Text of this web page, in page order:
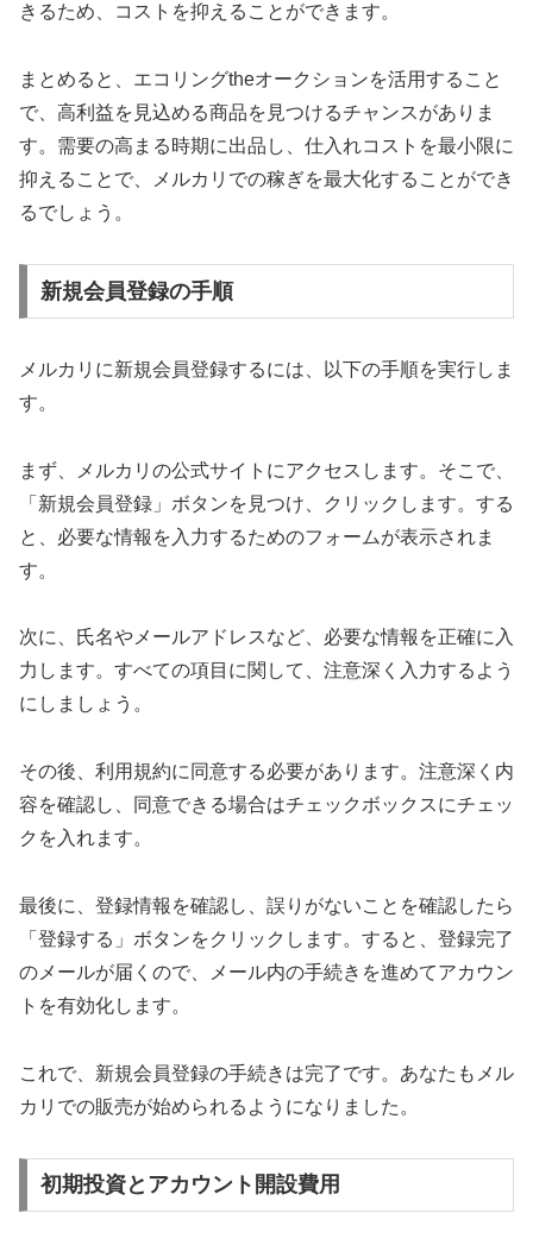
きるため、コストを抑えることができます。
まとめると、エコリングtheオークションを活用すること
で、高利益を見込める商品を見つけるチャンスがありま
す。需要の高まる時期に出品し、仕入れコストを最小限に
抑えることで、メルカリでの稼ぎを最大化することができ
るでしょう。
新規会員登録の手順
メルカリに新規会員登録するには、以下の手順を実行しま
す。
まず、メルカリの公式サイトにアクセスします。そこで、
「新規会員登録」ボタンを見つけ、クリックします。する
と、必要な情報を入力するためのフォームが表示されま
す。
次に、氏名やメールアドレスなど、必要な情報を正確に入
力します。すべての項目に関して、注意深く入力するよう
にしましょう。
その後、利用規約に同意する必要があります。注意深く内
容を確認し、同意できる場合はチェックボックスにチェッ
クを入れます。
最後に、登録情報を確認し、誤りがないことを確認したら
「登録する」ボタンをクリックします。すると、登録完了
のメールが届くので、メール内の手続きを進めてアカウン
トを有効化します。
これで、新規会員登録の手続きは完了です。あなたもメル
カリでの販売が始められるようになりました。
初期投資とアカウント開設費用